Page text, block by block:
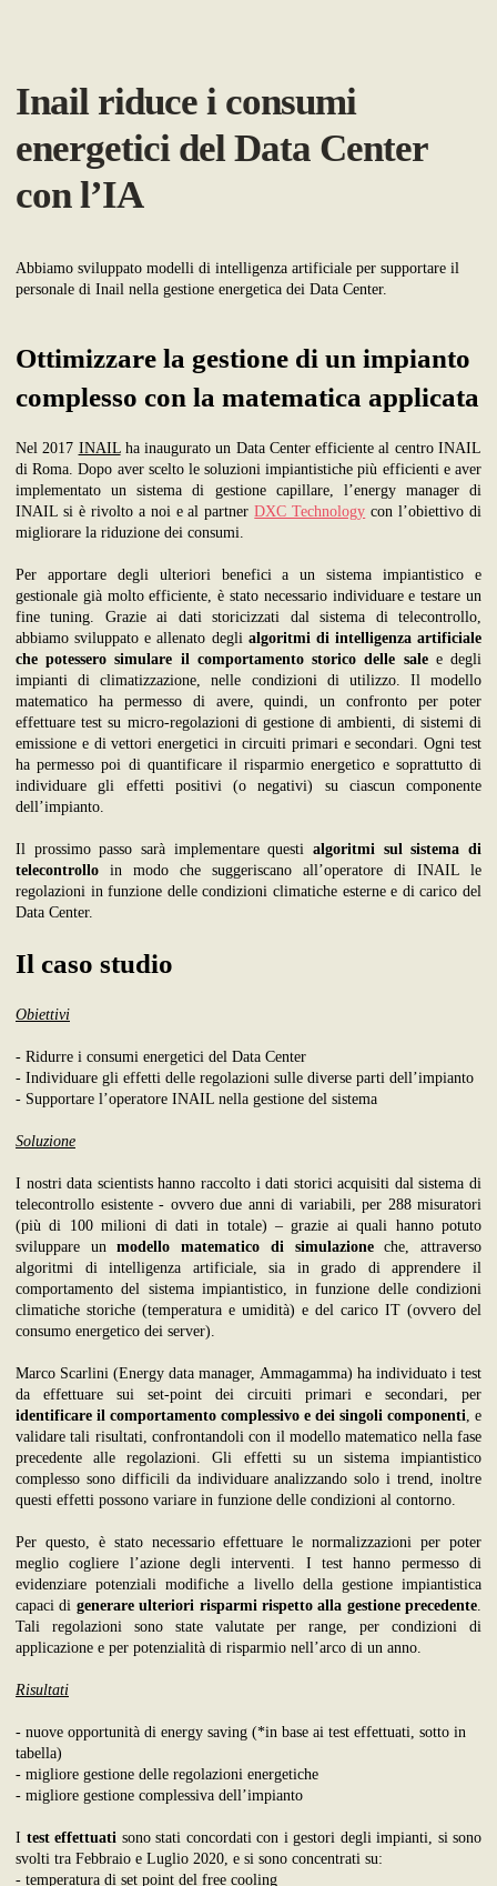
Inail riduce i consumi
energetici del Data Center
con l’IA
Abbiamo sviluppato modelli di intelligenza artificiale per supportare il
personale di Inail nella gestione energetica dei Data Center.
Ottimizzare la gestione di un impianto
complesso con la matematica applicata
Nel 2017 INAILha inaugurato un Data Center efficiente al centro INAIL
di Roma. Dopo aver scelto le soluzioni impiantistiche più efficienti e aver
implementato un sistema di gestione capillare, l’energy manager di
INAIL si è rivolto a noi e al partnerDXC Technology con l’obiettivo di
migliorare la riduzione dei consumi.
Per apportare degli ulteriori benefici a un sistema impiantistico e
gestionale già molto efficiente, è stato necessario individuare e testare un
fine tuning. Grazie ai dati storicizzati dal sistema di telecontrollo,
abbiamo sviluppato e allenato degli algoritmi di intelligenza artificiale
che potessero simulare il comportamento storico delle salee degli
impianti di climatizzazione, nelle condizioni di utilizzo. Il modello
matematico ha permesso di avere, quindi, un confronto per poter
effettuare test su micro-regolazioni di gestione di ambienti, di sistemi di
emissione e di vettori energetici in circuiti primari e secondari. Ogni test
ha permesso poi di quantificare il risparmio energetico e soprattutto di
individuare gli effetti positivi (o negativi) su ciascun componente
dell’impianto.
Il prossimo passo sarà implementare questi algoritmi sul sistema di
telecontrollo in modo che suggeriscano all’operatore di INAIL le
regolazioni in funzione delle condizioni climatiche esterne e di carico del
Data Center.
Il caso studio
Obiettivi
- Ridurre i consumi energetici del Data Center
- Individuare gli effetti delle regolazioni sulle diverse parti dell’impianto
- Supportare l’operatore INAIL nella gestione del sistema
Soluzione
I nostri data scientists hanno raccolto i dati storici acquisiti dal sistema di
telecontrollo esistente - ovvero due anni di variabili, per 288 misuratori
(più di 100 milioni di dati in totale) – grazie ai quali hanno potuto
sviluppare unmodello matematico di simulazioneche, attraverso
algoritmi di intelligenza artificiale, sia in grado di apprendere il
comportamento del sistema impiantistico, in funzione delle condizioni
climatiche storiche (temperatura e umidità) e del carico IT (ovvero del
consumo energetico dei server).
Marco Scarlini (Energy data manager, Ammagamma) ha individuato i test
da effettuare sui set-point dei circuiti primari e secondari, per
identificare il comportamento complessivo e dei singoli componenti, e
validare tali risultati, confrontandoli con il modello matematico nella fase
precedente alle regolazioni. Gli effetti su un sistema impiantistico
complesso sono difficili da individuare analizzando solo i trend, inoltre
questi effetti possono variare in funzione delle condizioni al contorno.
Per questo, è stato necessario effettuare le normalizzazioni per poter
meglio cogliere l’azione degli interventi. I test hanno permesso di
evidenziare potenziali modifiche a livello della gestione impiantistica
capaci di generare ulteriori risparmi rispetto alla gestione precedente.
Tali regolazioni sono state valutate per range, per condizioni di
applicazione e per potenzialità di risparmio nell’arco di un anno.
Risultati
- nuove opportunità di energy saving (*in base ai test effettuati, sotto in
tabella)
- migliore gestione delle regolazioni energetiche
- migliore gestione complessiva dell’impianto
I test effettuati sono stati concordati con i gestori degli impianti, si sono
svolti tra Febbraio e Luglio 2020, e si sono concentrati su:
- temperatura di set point del free cooling